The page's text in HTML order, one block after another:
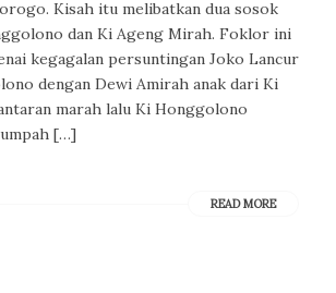
Kisah itu melibatkan dua sosok
dan Ki Ageng Mirah. Foklor ini
kegagalan persuntingan Joko Lancur
dengan Dewi Amirah anak dari Ki
marah lalu Ki Honggolono
[…]
READ MORE